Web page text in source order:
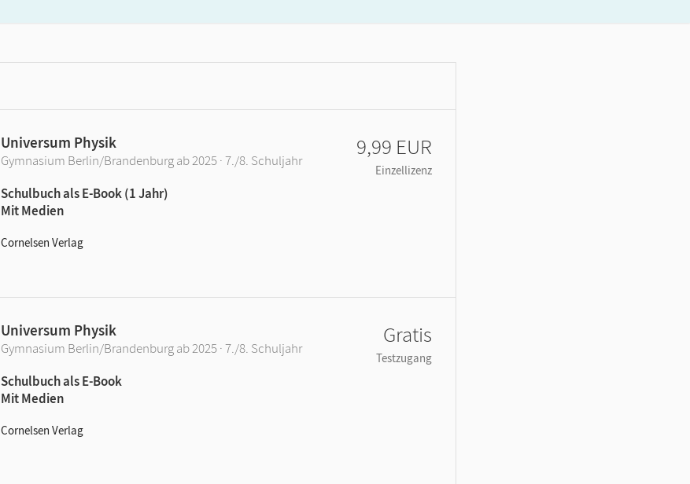
Universum Physik
Gymnasium Berlin/Brandenburg ab 2025 · 7./8. Schuljahr
Schulbuch als E-Book (1 Jahr)
Mit Medien
Cornelsen Verlag
9,99 EUR
Einzellizenz
Universum Physik
Gymnasium Berlin/Brandenburg ab 2025 · 7./8. Schuljahr
Schulbuch als E-Book
Mit Medien
Cornelsen Verlag
Gratis
Testzugang